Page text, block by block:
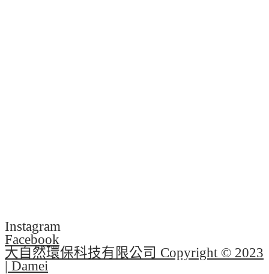
Instagram
Facebook
大自然環保科技有限公司 Copyright © 2023
| Damei